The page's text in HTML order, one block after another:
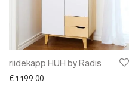
riidekapp HUH by Radis
€ 1,199.00